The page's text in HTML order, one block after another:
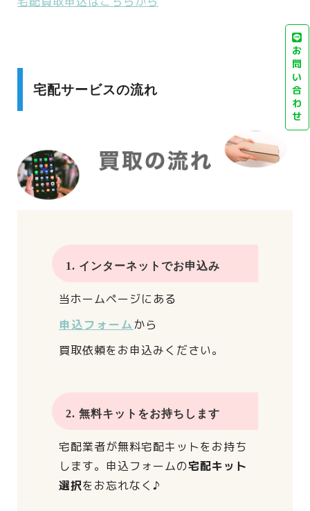
宅配サービスの流れ
1. インターネットでお申込み
当ホームページにある
申込フォームから
買取依頼をお申込みください。
2. 無料キットをお持ちします
宅配業者が無料宅配キットをお持ち
します。 申込フォームの宅配キット
選択をお忘れなく♪
お
問
い
合
わ
せ